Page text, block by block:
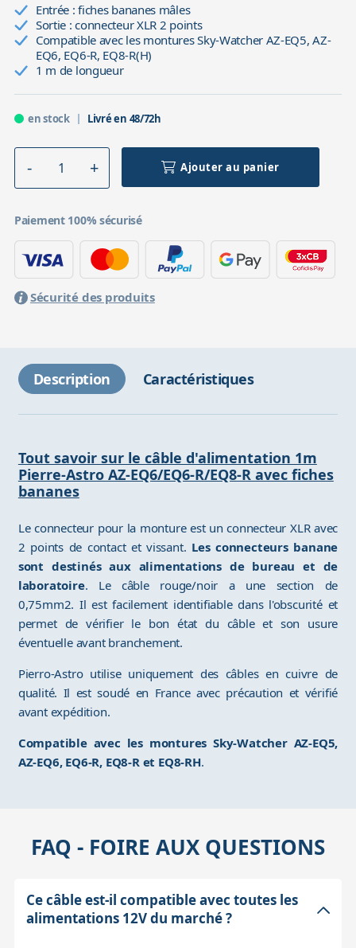
Entrée : fiches bananes mâles
Sortie : connecteur XLR 2 points
Compatible avec les montures Sky-Watcher AZ-EQ5, AZ-
EQ6, EQ6-R, EQ8-R(H)
1 m de longueur
en stock Livré en 48/72h
Ajouter au panier
Paiement 100% sécurisé
Sécurité des produits
Description Caractéristiques
Tout savoir sur le câble d'alimentation 1m
Pierre-Astro AZ-EQ6/EQ6-R/EQ8-R avec fiches
bananes
Le connecteur pour la monture est un connecteur XLR avec
2 points de contact et vissant. Les connecteurs banane
sont destinés aux alimentations de bureau et de
laboratoire. Le câble rouge/noir a une section de
0,75mm2. Il est facilement identifiable dans l'obscurité et
permet de vérifier le bon état du câble et son usure
éventuelle avant branchement.
Pierro-Astro utilise uniquement des câbles en cuivre de
qualité. Il est soudé en France avec précaution et vérifié
avant expédition.
Compatible avec les montures Sky-Watcher AZ-EQ5,
AZ-EQ6, EQ6-R, EQ8-R et EQ8-RH.
FAQ - FOIRE AUX QUESTIONS
Ce câble est-il compatible avec toutes les
alimentations 12V du marché ?